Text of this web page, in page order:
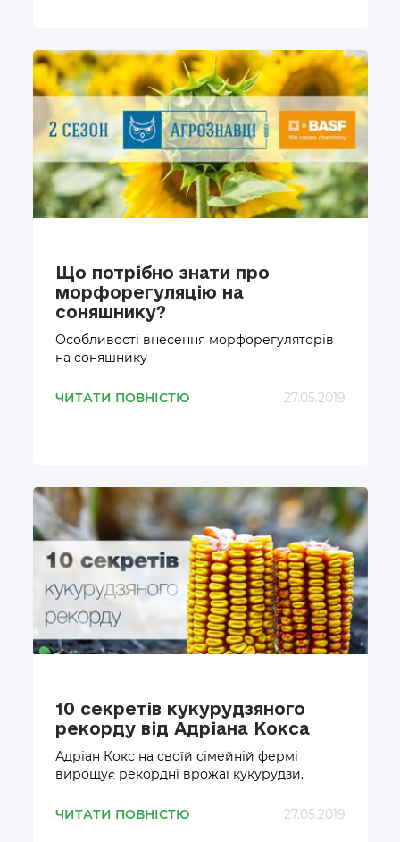
Що потрібно знати про
морфорегуляцію на
соняшнику?
Особливості внесення морфорегуляторів
на соняшнику
ЧИТАТИ ПОВНІСТЮ 27.05.2019
10 секретів кукурудзяного
рекорду від Адріана Кокса
Адріан Кокс на своїй сімейній фермі
вирощує рекордні врожаї кукурудзи.
ЧИТАТИ ПОВНІСТЮ 27.05.2019